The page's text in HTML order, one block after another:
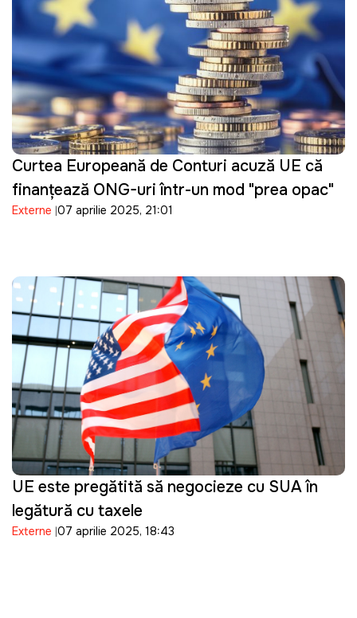
Curtea Europeană de Conturi acuză UE că
finanțează ONG-uri într-un mod "prea opac"
Externe 07 aprilie 2025, 21:01
UE este pregătită să negocieze cu SUA în
legătură cu taxele
Externe 07 aprilie 2025, 18:43